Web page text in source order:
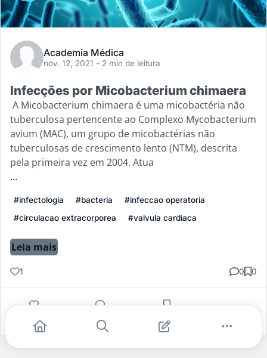
Academia Médica
nov. 12, 2021 - 2 min de leitura
Infecções por Micobacterium chimaera
A Micobacterium chimaera é uma micobactéria não
tuberculosa pertencente ao Complexo Mycobacterium
avium (MAC), um grupo de micobactérias não
tuberculosas de crescimento lento (NTM), descrita
pela primeira vez em 2004. Atua
...
#infectologia #bacteria
#infeccao operatoria
#circulacao extracorporea
#valvula cardiaca
Leia mais
1 0 0
Gostei Comentar Salvar